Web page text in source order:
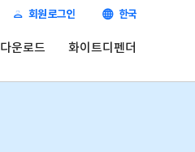
회원 로그인 한국
다운로드 화이트디펜더